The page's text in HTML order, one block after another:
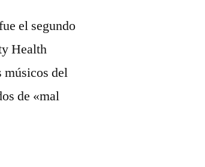
el segundo
Health
músicos del
de «mal